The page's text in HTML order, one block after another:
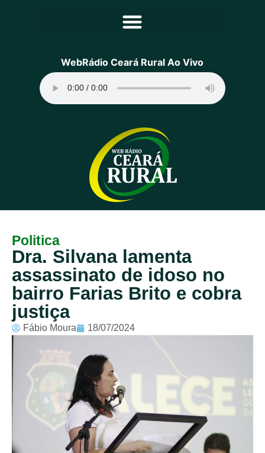
Principal
Programação
Equipe
Contato
Sobre
WebRádio Ceará Rural Ao Vivo
Politica
Dra. Silvana lamenta
assassinato de idoso no
bairro Farias Brito e cobra
justiça
Fábio Moura 18/07/2024